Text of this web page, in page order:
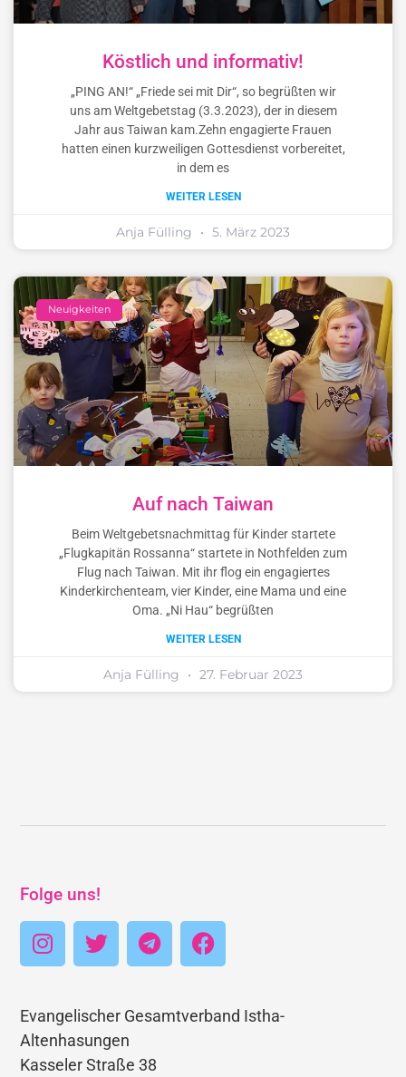
Köstlich und informativ!
„PING AN!“ „Friede sei mit Dir“, so begrüßten wir
uns am Weltgebetstag (3.3.2023), der in diesem
Jahr aus Taiwan kam.Zehn engagierte Frauen
hatten einen kurzweiligen Gottesdienst vorbereitet,
in dem es
WEITER LESEN
Anja Fülling 5. März 2023
Neuigkeiten
Auf nach Taiwan
Beim Weltgebetsnachmittag für Kinder startete
„Flugkapitän Rossanna“ startete in Nothfelden zum
Flug nach Taiwan. Mit ihr flog ein engagiertes
Kinderkirchenteam, vier Kinder, eine Mama und eine
Oma. „Ni Hau“ begrüßten
WEITER LESEN
Anja Fülling 27. Februar 2023
Folge uns!
Evangelischer Gesamtverband Istha-
Altenhasungen
Kasseler Straße 38